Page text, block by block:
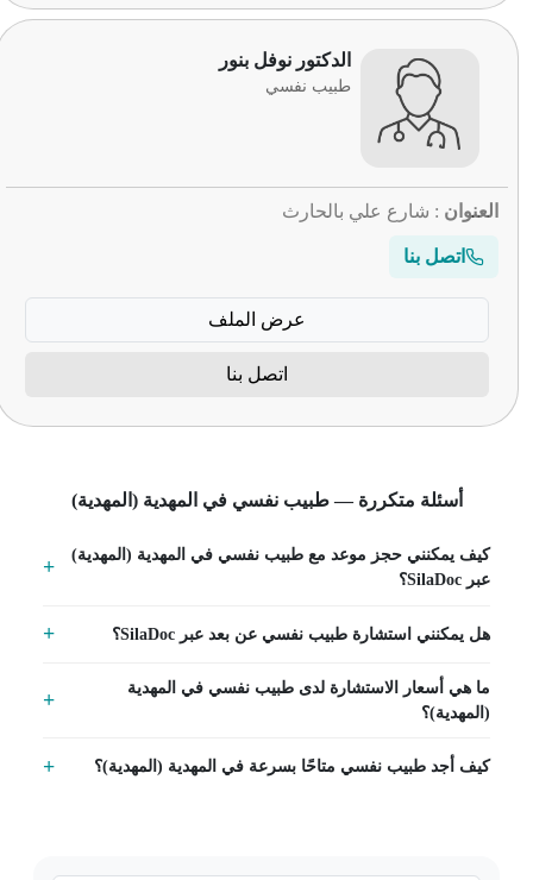
الدكتور نوفل بنور
طبيب نفسي
العنوان : شارع علي بالحارث
اتصل بنا
عرض الملف
اتصل بنا
أسئلة متكررة — طبيب نفسي في المهدية (المهدية)
كيف يمكنني حجز موعد مع طبيب نفسي في المهدية (المهدية)
عبر SilaDoc؟
هل يمكنني استشارة طبيب نفسي عن بعد عبر SilaDoc؟
ما هي أسعار الاستشارة لدى طبيب نفسي في المهدية
(المهدية)؟
كيف أجد طبيب نفسي متاحًا بسرعة في المهدية (المهدية)؟